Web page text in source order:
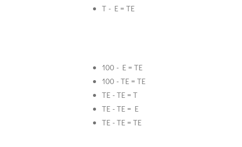
T - E = TE
100 - E = TE
100 - TE = TE
TE - TE = T
TE - TE = E
TE - TE = TE